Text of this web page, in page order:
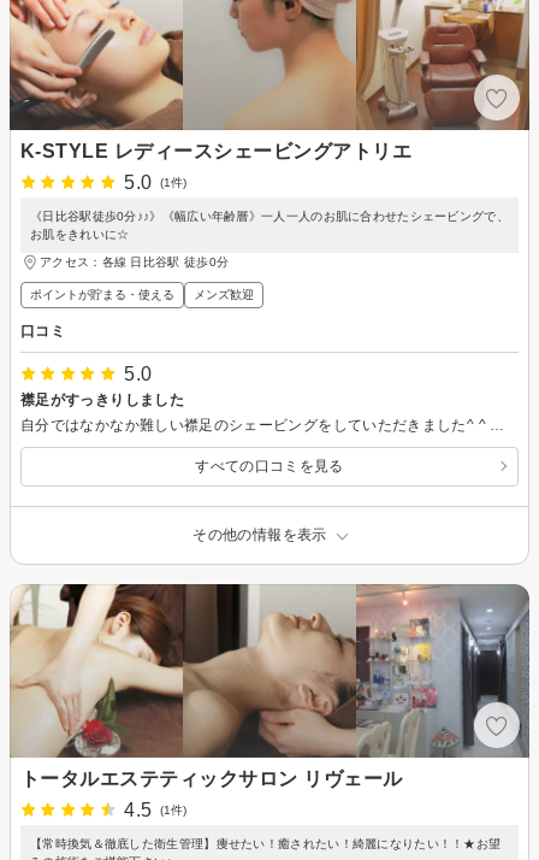
K-STYLE レディースシェービングアトリエ
5.0
(1件)
《日比谷駅徒歩0分♪♪》《幅広い年齢層》一人一人のお肌に合わせたシェービングで、
お肌をきれいに☆
アクセス：各線 日比谷駅 徒歩0分
ポイントが貯まる・使える メンズ歓迎
口コミ
5.0
襟足がすっきりしました
すべての口コミを見る
その他の情報を表示
トータルエステティックサロン リヴェール
4.5
(1件)
【常時換気＆徹底した衛生管理】痩せたい！癒されたい！綺麗になりたい！！★お望